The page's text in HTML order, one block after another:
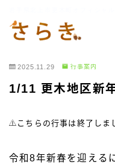
MENU
HOME
2025.11.29 行事案内
1/11 更木地区新
こちらの行事は終了しま
令和8年新春を迎える